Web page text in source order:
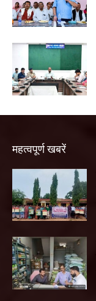
महत्वपूर्ण खबरें